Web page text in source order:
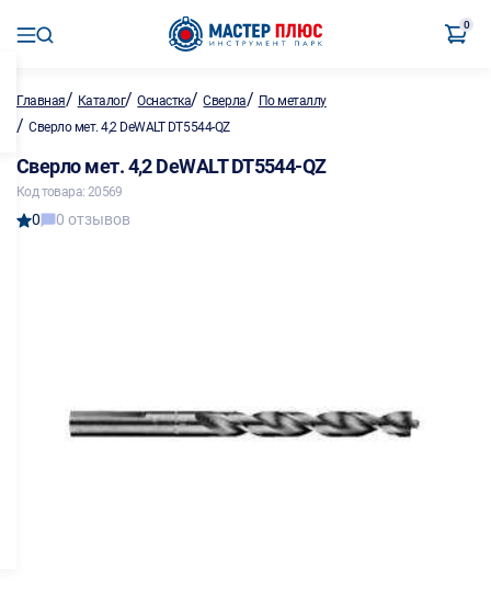
0
Главная/ Каталог/Оснастка/Сверла/ По металлу
/ Сверло мет. 4,2 DeWALT DT5544-QZ
Сверло мет. 4,2 DeWALT DT5544-QZ
Код товара: 20569
0 0 отзывов